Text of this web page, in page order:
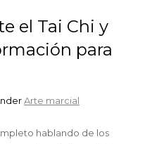
el Tai Chi y
para
Arte marcial
hablando de los